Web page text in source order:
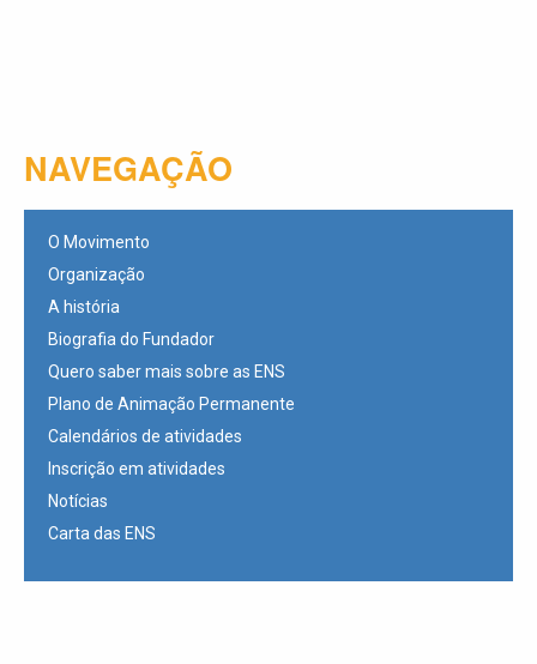
NAVEGAÇÃO
O Movimento
Organização
A história
Biografia do Fundador
Quero saber mais sobre as ENS
Plano de Animação Permanente
Calendários de atividades
Inscrição em atividades
Notícias
Carta das ENS